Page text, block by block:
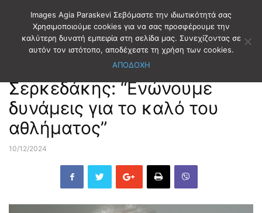
Αρχική ΑΘΛΗΤΙΣΜΟΣ ΤΕΝΝΙΣ
Σερκεδάκης: “Ενώνουμε
δυνάμεις για το καλό του
αθλήματος”
10/12/2024
Images Agia Paraskevi Σεβόμαστε την ιδιωτικότητά σας
Χρησιμοποιούμε cookies για να σας προσφέρουμε την
καλύτερη δυνατή εμπειρία στη σελίδα μας. Συνεχίζοντας σε
αυτόν τον ιστότοπο, αποδέχεστε τη χρήση των cookies.
ΑΠΟΔΟΧΗ